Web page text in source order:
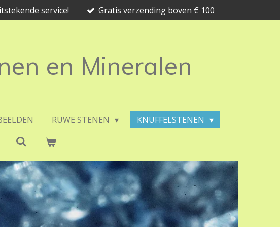
service! Gratis verzending boven € 100
en Mineralen
RUWE STENEN
KNUFFELSTENEN